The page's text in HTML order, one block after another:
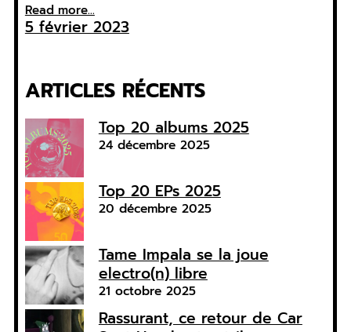
Read more...
5 février 2023
ARTICLES RÉCENTS
Top 20 albums 2025
24 décembre 2025
Top 20 EPs 2025
20 décembre 2025
Tame Impala se la joue
electro(n) libre
21 octobre 2025
Rassurant, ce retour de Car